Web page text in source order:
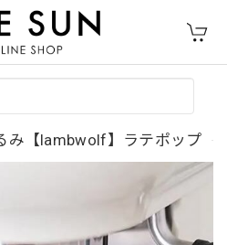
み【lambwolf】ラテポップ